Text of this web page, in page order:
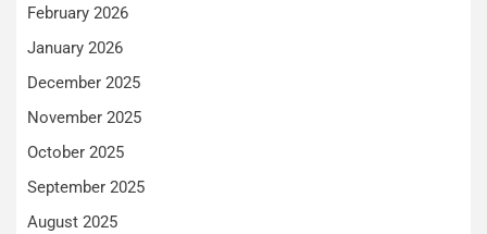
February 2026
January 2026
December 2025
November 2025
October 2025
September 2025
August 2025